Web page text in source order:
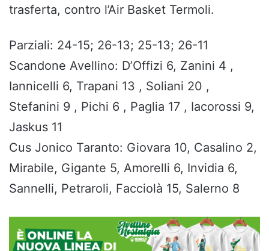
trasferta, contro l’Air Basket Termoli.
Parziali: 24-15; 26-13; 25-13; 26-11
Scandone Avellino: D’Offizi 6, Zanini 4 ,
Iannicelli 6, Trapani 13 , Soliani 20 ,
Stefanini 9 , Pichi 6 , Paglia 17 , Iacorossi 9,
Jaskus 11
Cus Jonico Taranto: Giovara 10, Casalino 2,
Mirabile, Gigante 5, Amorelli 6, Invidia 6,
Sannelli, Petraroli, Facciolà 15, Salerno 8